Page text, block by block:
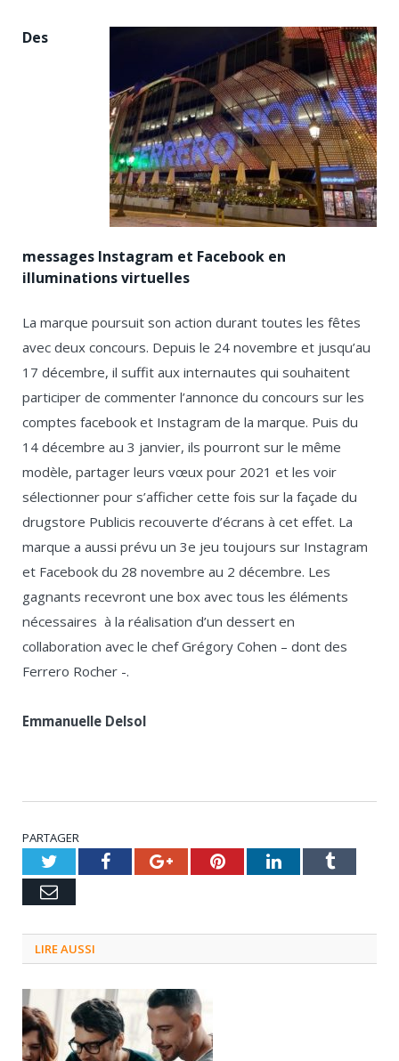
Des
messages Instagram et Facebook en
illuminations virtuelles
La marque poursuit son action durant toutes les fêtes
avec deux concours. Depuis le 24 novembre et jusqu’au
17 décembre, il suffit aux internautes qui souhaitent
participer de commenter l’annonce du concours sur les
comptes facebook et Instagram de la marque. Puis du
14 décembre au 3 janvier, ils pourront sur le même
modèle, partager leurs vœux pour 2021 et les voir
sélectionner pour s’afficher cette fois sur la façade du
drugstore Publicis recouverte d’écrans à cet effet. La
marque a aussi prévu un 3e jeu toujours sur Instagram
et Facebook du 28 novembre au 2 décembre. Les
gagnants recevront une box avec tous les éléments
nécessaires à la réalisation d’un dessert en
collaboration avec le chef Grégory Cohen – dont des
Ferrero Rocher -.
Emmanuelle Delsol
PARTAGER
TwitterFacebookGoogle+PinterestLinkedInTumblr
Email
LIRE AUSSI